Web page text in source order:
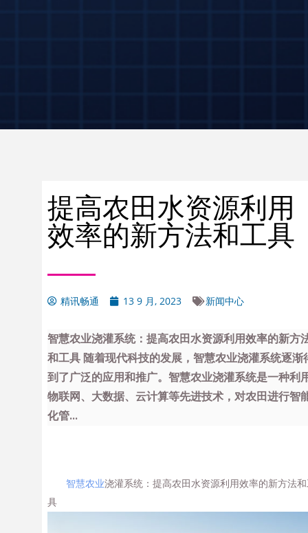
提高农田水资源利用
效率的新方法和工具
精讯畅通 13 9 月, 2023 新闻中心
智慧农业浇灌系统：提高农田水资源利用效率的新方
和工具 随着现代科技的发展，智慧农业浇灌系统逐渐
到了广泛的应用和推广。智慧农业浇灌系统是一种利
物联网、大数据、云计算等先进技术，对农田进行智
化管...
智慧农业浇灌系统：提高农田水资源利用效率的新方法
具